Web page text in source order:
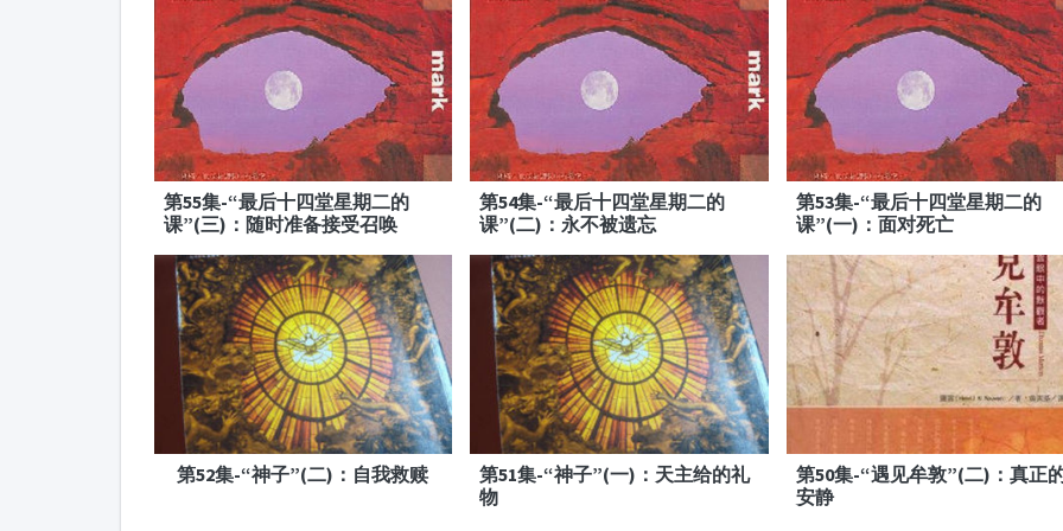
第55集-“最后十四堂星期二的
课”(三)：随时准备接受召唤
第54集-“最后十四堂星期二的
课”(二)：永不被遗忘
第53集-“最后十四堂星期二的
课”(一)：面对死亡
第52集-“神子”(二)：自我救赎
第51集-“神子”(一)：天主给的礼
物
第50集-“遇见牟敦”(二)：真正
安静